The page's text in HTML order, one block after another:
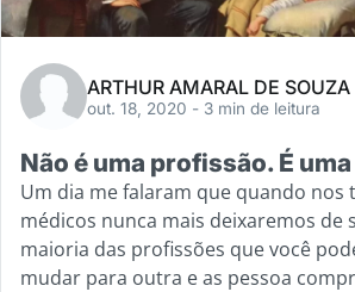
ARTHUR AMARAL DE SOUZA
out. 18, 2020 - 3 min de leitura
Não é uma profissão. É
Um dia me falaram que quando nos
médicos nunca mais deixaremos de
maioria das profissões que você
mudar para outra e as pessoa